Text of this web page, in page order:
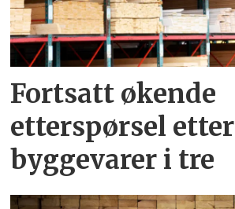
Fortsatt økende
etterspørsel etter
byggevarer i tre